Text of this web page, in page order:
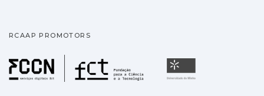
RCAAP PROMOTORS
Fundação para a